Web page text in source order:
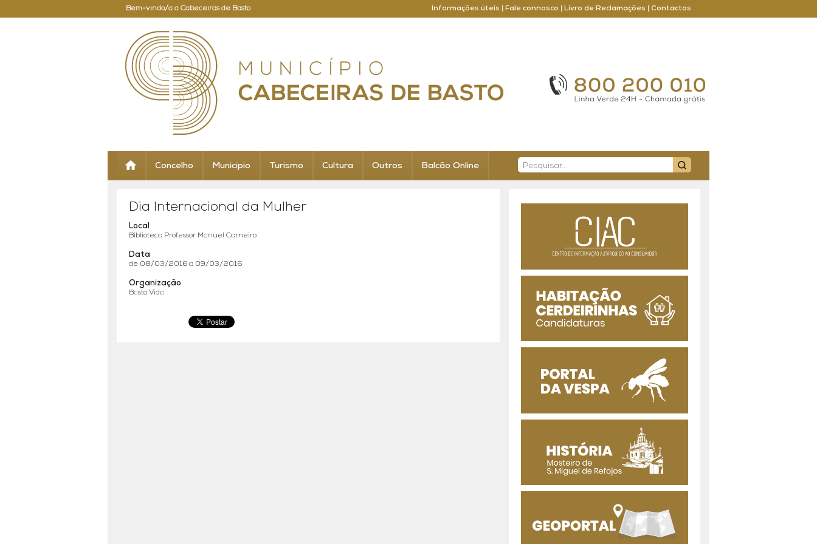
Bem-vindo/a a Cabeceiras de Basto Informações úteis Fale connosco Livro de Reclamações Contactos
Concelho Município Turismo Cultura Outros Balcão Online
Dia Internacional da Mulher
Local
Biblioteca Professor Manuel Carneiro
Data
de 08/03/2016 a 09/03/2016
Organização
Basto Vida